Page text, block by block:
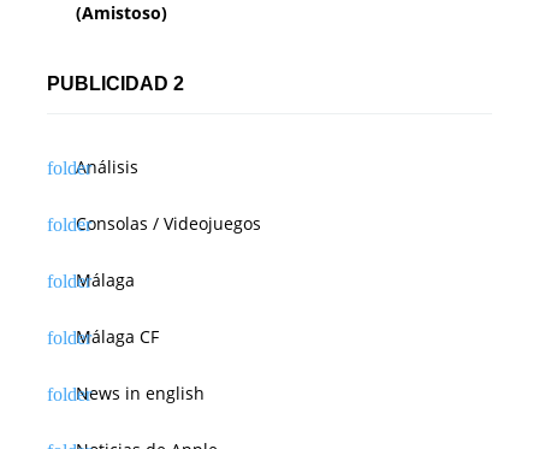
(Amistoso)
PUBLICIDAD 2
Análisis
Consolas / Videojuegos
Málaga
Málaga CF
News in english